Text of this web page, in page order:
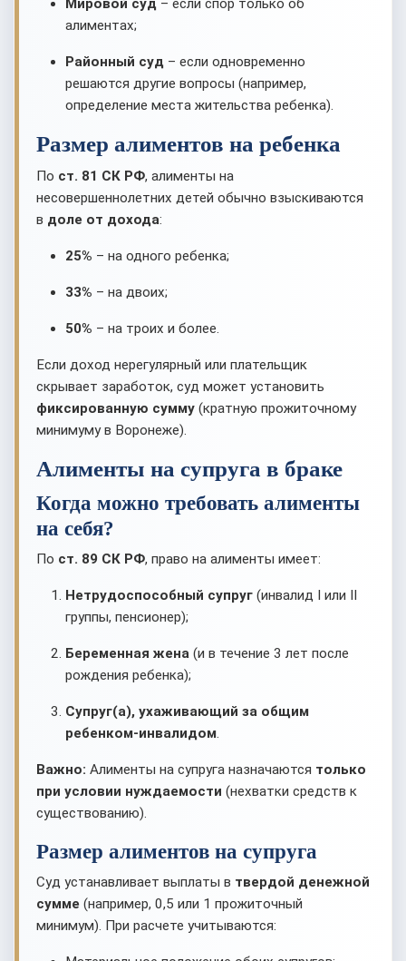
Мировой суд – если спор только об
алиментах;
Районный суд – если одновременно
решаются другие вопросы (например,
определение места жительства ребенка).
Размер алиментов на ребенка
По ст. 81 СК РФ, алименты на
несовершеннолетних детей обычно взыскиваются
в доле от дохода:
25% – на одного ребенка;
33% – на двоих;
50% – на троих и более.
Если доход нерегулярный или плательщик
скрывает заработок, суд может установить
фиксированную сумму (кратную прожиточному
минимуму в Воронеже).
Алименты на супруга в браке
Когда можно требовать алименты
на себя?
По ст. 89 СК РФ, право на алименты имеет:
Нетрудоспособный супруг (инвалид I или II
группы, пенсионер);
Беременная жена (и в течение 3 лет после
рождения ребенка);
Супруг(а), ухаживающий за общим
ребенком-инвалидом.
Важно: Алименты на супруга назначаются только
при условии нуждаемости (нехватки средств к
существованию).
Размер алиментов на супруга
Суд устанавливает выплаты в твердой денежной
сумме (например, 0,5 или 1 прожиточный
минимум). При расчете учитываются: